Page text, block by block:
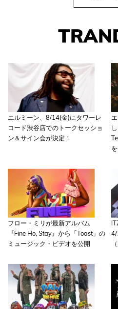
エルミーン、8/14(金)にタワーレ
コード渋谷店でのトークセッショ
ン＆サイン会が決定！
フロー・ミリが最新アルバム
『Fine Ho, Stay』から「Toast」の
ミュージック・ビデオを公開
4/